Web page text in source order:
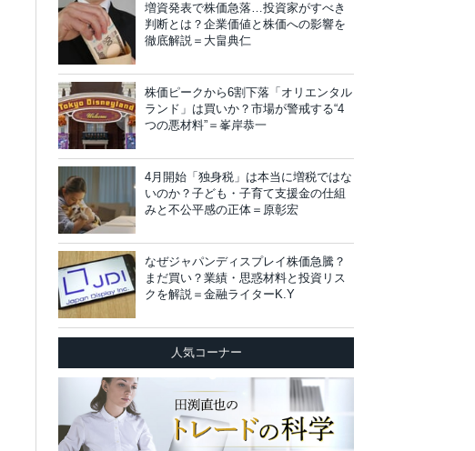
増資発表で株価急落…投資家がすべき
判断とは？企業価値と株価への影響を
徹底解説＝大畠典仁
株価ピークから6割下落「オリエンタル
ランド」は買いか？市場が警戒する“4
つの悪材料”＝峯岸恭一
4月開始「独身税」は本当に増税ではな
いのか？子ども・子育て支援金の仕組
みと不公平感の正体＝原彰宏
なぜジャパンディスプレイ株価急騰？
まだ買い？業績・思惑材料と投資リス
クを解説＝金融ライターK.Y
人気コーナー